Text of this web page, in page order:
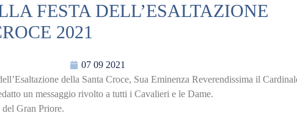
FESTA DELL’ESALTAZIONE
2021
07 09 2021
della Santa Croce, Sua Eminenza Reverendissima il
un messaggio rivolto a tutti i Cavalieri e le Dame.
Gran Priore.